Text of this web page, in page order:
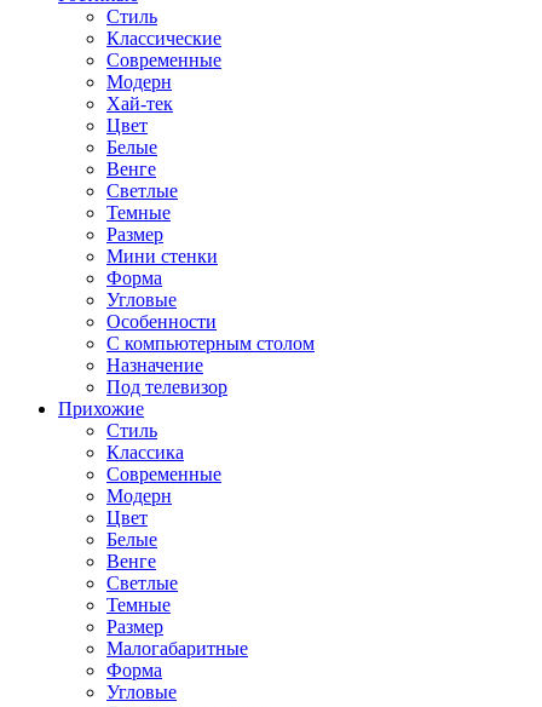
Стиль
Классические
Современные
Модерн
Хай-тек
Цвет
Белые
Венге
Светлые
Темные
Размер
Мини стенки
Форма
Угловые
Особенности
С компьютерным столом
Назначение
Под телевизор
Прихожие
Стиль
Классика
Современные
Модерн
Цвет
Белые
Венге
Светлые
Темные
Размер
Малогабаритные
Форма
Угловые